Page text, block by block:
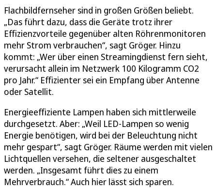
Flachbildfernseher sind in großen Größen beliebt.
„Das führt dazu, dass die Geräte trotz ihrer
Effizienzvorteile gegenüber alten Röhrenmonitoren
mehr Strom verbrauchen“, sagt Gröger. Hinzu
kommt: „Wer über einen Streamingdienst fern sieht,
verursacht allein im Netzwerk 100 Kilogramm CO2
pro Jahr.“ Effizienter sei ein Empfang über Antenne
oder Satellit.
Energieeffiziente Lampen haben sich mittlerweile
durchgesetzt. Aber: „Weil LED-Lampen so wenig
Energie benötigen, wird bei der Beleuchtung nicht
mehr gespart“, sagt Gröger. Räume werden mit vielen
Lichtquellen versehen, die seltener ausgeschaltet
werden. „Insgesamt führt dies zu einem
Mehrverbrauch.“ Auch hier lässt sich sparen.